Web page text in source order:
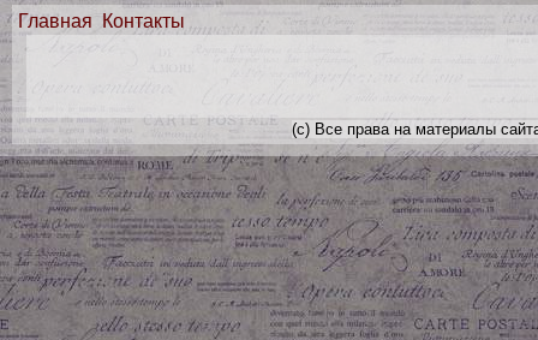
Главная Контакты
(с) Все права на материалы